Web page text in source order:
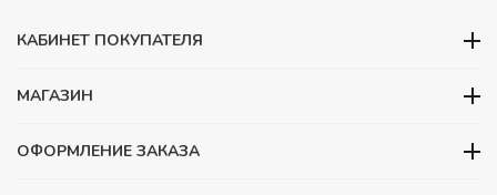
КАБИНЕТ ПОКУПАТЕЛЯ
МАГАЗИН
ОФОРМЛЕНИЕ ЗАКАЗА